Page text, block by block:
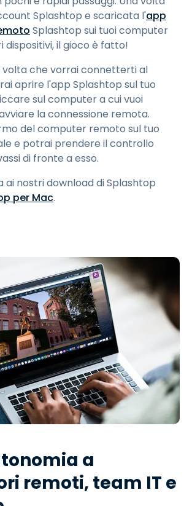
Splashtop e scaricata l'app
Splashtop sui tuoi computer
dispositivi, il gioco è fatto!
volta che vorrai connetterti al
aprire l'app Splashtop sul tuo
sul computer a cui vuoi
la connessione remota.
del computer remoto sul tuo
e potrai prendere il controllo
di fronte a esso.
ai nostri download di Splashtop
per Mac.
a
remoti, team IT e